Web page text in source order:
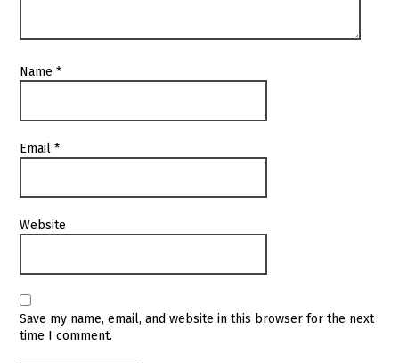
Name*
Email*
Website
Save my name, email, and website in this browser for the next
time I comment.